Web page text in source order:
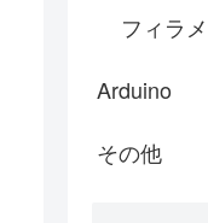
フィラ
Arduino
その他